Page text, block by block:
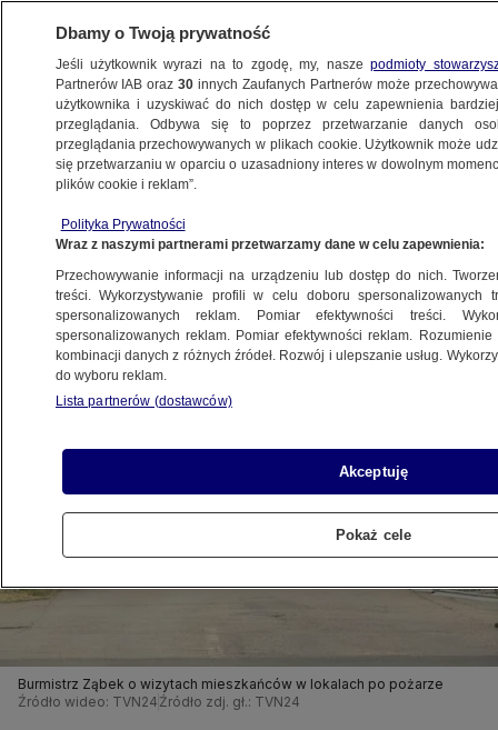
WARSZAWA
OKOLICE
po pożarze. "Wychodzą podbudowani"
6.07.2025, 10:43
Posłuchaj artykułu
Czyta lektor AI
Burmistrz Ząbek o wizytach mieszkańców w lokalach po pożarze
Źródło wideo: TVN24 Źródło zdj. gł.: TVN24
Dbamy o Twoją prywatność
Jeśli użytkownik wyrazi na to zgodę, my, naszepodmioty
Partnerów IAB oraz30 innych Zaufanych Partnerów może
użytkownika i uzyskiwać do nich dostęp w celu zapewnienia
przeglądania. Odbywa się to poprzez przetwarzanie danych
przeglądania przechowywanych w plikach cookie. Użytkownik może
się przetwarzaniu w oparciu o uzasadniony interes w dowolnym
plików cookie i reklam”.
Polityka Prywatności
Wraz z naszymi partnerami przetwarzamy dane w celu zapewnienia:
Przechowywanie informacji na urządzeniu lub dostęp do nich.
treści. Wykorzystywanie profili w celu doboru spersonalizowanych
spersonalizowanych reklam. Pomiar efektywności treści.
spersonalizowanych reklam. Pomiar efektywności reklam.
kombinacji danych z różnych źródeł. Rozwój i ulepszanie usług.
do wyboru reklam.
Lista partnerów (dostawców)
Akceptuję
Pokaż cele